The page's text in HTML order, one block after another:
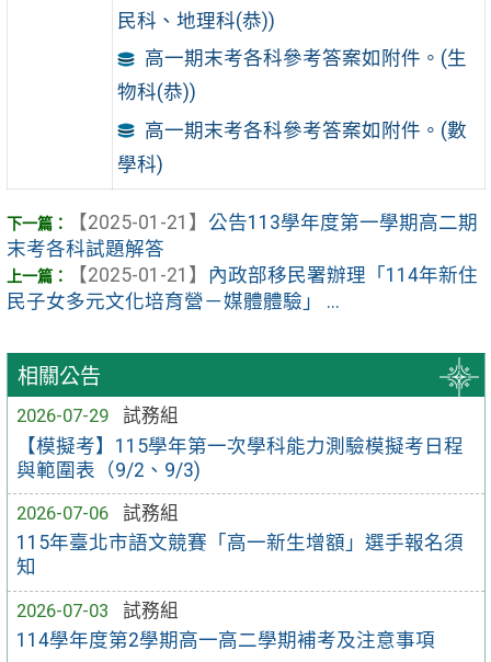
相關公告
2026-07-29
試務組
【模擬考】115學年第一次學科能力測驗模擬考日程
與範圍表（9/2、9/3)
2026-07-06
試務組
115年臺北市語文競賽「高一新生增額」選手報名須
知
2026-07-03
試務組
114學年度第2學期高一高二學期補考及注意事項
民科、地理科(恭))
高一期末考各科參考答案如附件。(生
物科(恭))
高一期末考各科參考答案如附件。(數
學科)
【2025-01-21】 公告113學年度第一學期高二期
末考各科試題解答
【2025-01-21】
內政部移民署辦理「114年新住
民子女多元文化培育營－媒體體驗」 ...